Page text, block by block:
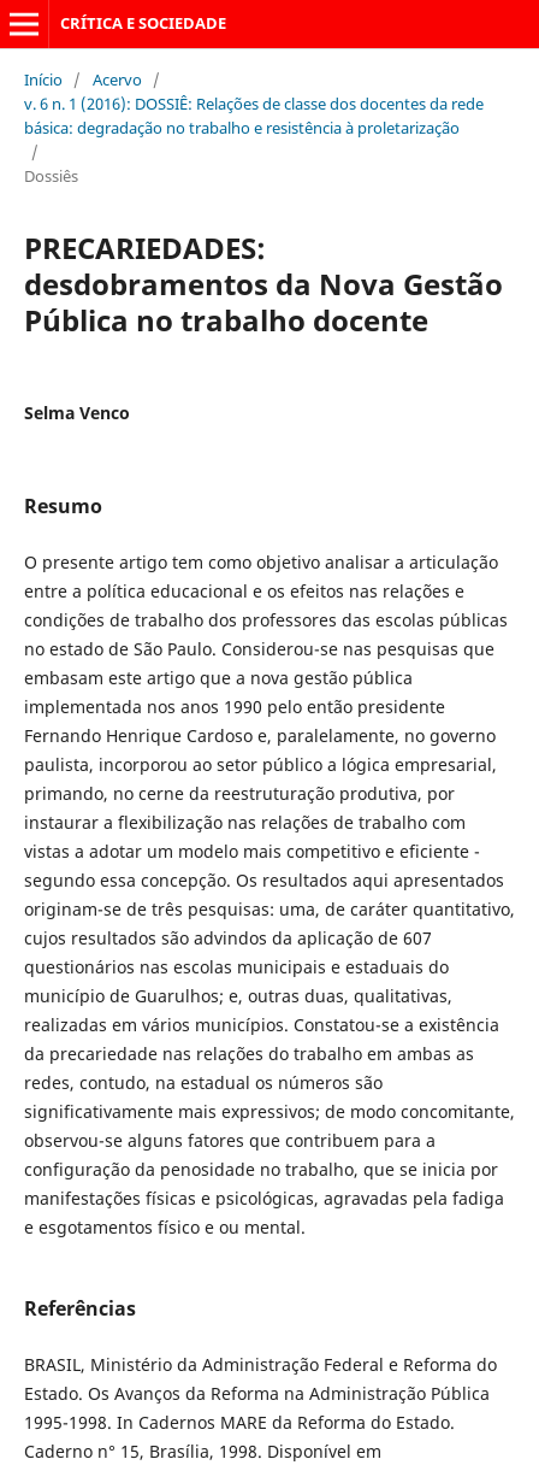
CRÍTICA E SOCIEDADE
Início / Acervo /
v. 6 n. 1 (2016): DOSSIÊ: Relações de classe dos docentes da rede
básica: degradação no trabalho e resistência à proletarização
/
Dossiês
PRECARIEDADES:
desdobramentos da Nova Gestão
Pública no trabalho docente
Selma Venco
Resumo
O presente artigo tem como objetivo analisar a articulação
entre a política educacional e os efeitos nas relações e
condições de trabalho dos professores das escolas públicas
no estado de São Paulo. Considerou-se nas pesquisas que
embasam este artigo que a nova gestão pública
implementada nos anos 1990 pelo então presidente
Fernando Henrique Cardoso e, paralelamente, no governo
paulista, incorporou ao setor público a lógica empresarial,
primando, no cerne da reestruturação produtiva, por
instaurar a flexibilização nas relações de trabalho com
vistas a adotar um modelo mais competitivo e eficiente -
segundo essa concepção. Os resultados aqui apresentados
originam-se de três pesquisas: uma, de caráter quantitativo,
cujos resultados são advindos da aplicação de 607
questionários nas escolas municipais e estaduais do
município de Guarulhos; e, outras duas, qualitativas,
realizadas em vários municípios. Constatou-se a existência
da precariedade nas relações do trabalho em ambas as
redes, contudo, na estadual os números são
significativamente mais expressivos; de modo concomitante,
observou-se alguns fatores que contribuem para a
configuração da penosidade no trabalho, que se inicia por
manifestações físicas e psicológicas, agravadas pela fadiga
e esgotamentos físico e ou mental.
Referências
BRASIL, Ministério da Administração Federal e Reforma do
Estado. Os Avanços da Reforma na Administração Pública
1995-1998. In Cadernos MARE da Reforma do Estado.
Caderno n° 15, Brasília, 1998. Disponível em